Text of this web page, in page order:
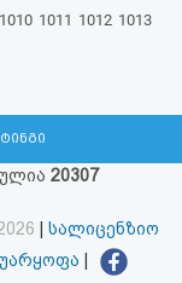
1010 1011 1012 1013
20307
სალიცენზიო